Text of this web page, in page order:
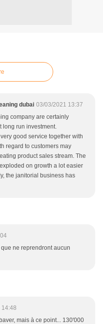
dubai 03/03/2021 13:37
company are certainly
long run investment.
good service together with
regard to customers may
product sales stream. The
on growth a lot easier
the janitorial business has
ne reprendront aucun
mais à ce point... 130'000